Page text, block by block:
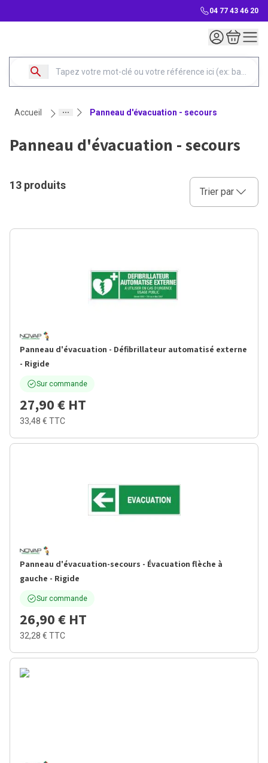
04 77 43 46 20
Mon compte
Mon
accueil panneau d'évacuation - secours
panneau d'évacuation - secours
13 produits Sélectionnez une
Trier par
Panneau d'évacuation - Défibrillateur automatisé externe
- Rigide
Sur commande
27,90 € HT
33,48 € TTC
Panneau d'évacuation-secours - Évacuation flèche à
gauche - Rigide
Sur commande
26,90 € HT
32,28 € TTC